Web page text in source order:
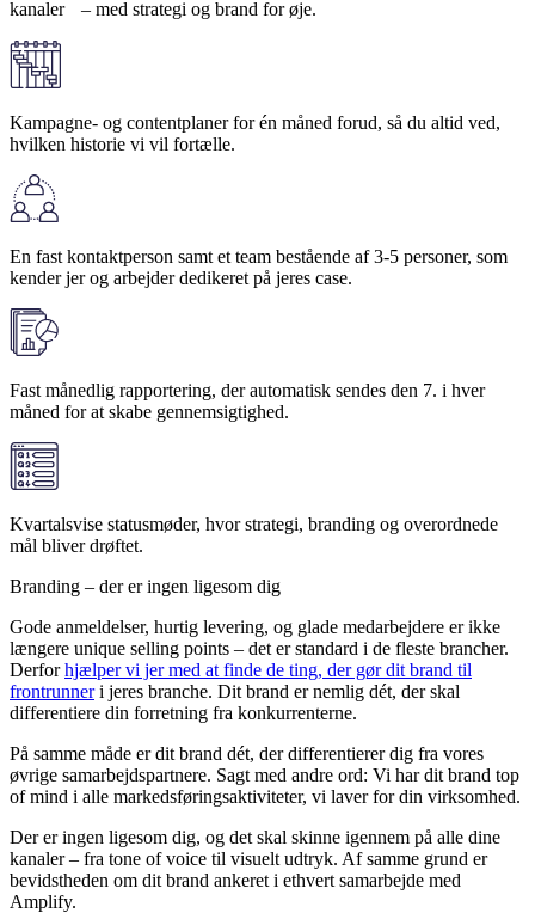
kanaler – med strategi og brand for øje.
Kampagne- og contentplaner for én måned forud, så du altid ved,
hvilken historie vi vil fortælle.
En fast kontaktperson samt et team bestående af 3-5 personer, som
kender jer og arbejder dedikeret på jeres case.
Fast månedlig rapportering, der automatisk sendes den 7. i hver
måned for at skabe gennemsigtighed.
Kvartalsvise statusmøder, hvor strategi, branding og overordnede
mål bliver drøftet.
Branding – der er ingen ligesom dig
Gode anmeldelser, hurtig levering, og glade medarbejdere er ikke
længere unique selling points – det er standard i de fleste brancher.
Derforhjælper vi jer med at finde de ting, der gør dit brand til
frontrunneri jeres branche. Dit brand er nemlig dét, der skal
differentiere din forretning fra konkurrenterne.
På samme måde er dit brand dét, der differentierer dig fra vores
øvrige samarbejdspartnere. Sagt med andre ord: Vi har dit brand top
of mind i alle markedsføringsaktiviteter, vi laver for din virksomhed.
Der er ingen ligesom dig, og det skal skinne igennem på alle dine
kanaler – fra tone of voice til visuelt udtryk. Af samme grund er
bevidstheden om dit brand ankeret i ethvert samarbejde med
Amplify.